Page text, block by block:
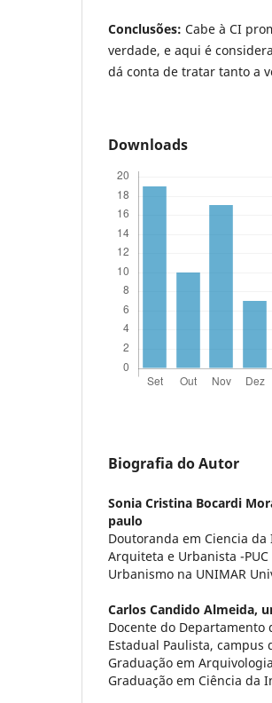
Conclusões: Cabe à CI
verdade, e aqui é
dá conta de tratar tanto a
Downloads
Biografia do Autor
Sonia Cristina Bocardi
paulo
Doutoranda em Ciencia da
Arquiteta e Urbanista -
Urbanismo na UNIMAR
Carlos Candido Almeida,
Docente do
Estadual Paulista, campus
Graduação em
Graduação em Ciência da